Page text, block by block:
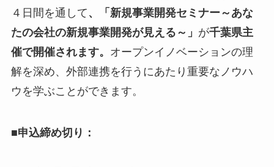
関
４日間を通して 、「新規事業開発セミナー～あな
たの会社の新規事業開発が見える～」 が千葉県主
催で開催されます。 オープンイノベーションの理
解を深め、外部連携を行うにあたり重要なノウハ
ウを学ぶことができます。
■申込締め切り：